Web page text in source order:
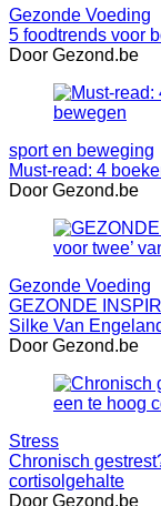
Gezonde Voeding
5 foodtrends voor
Door Gezond.be
sport en beweging
Must-read: 4
Door Gezond.be
Gezonde Voeding
GEZONDE
Silke Van
Door Gezond.be
Stress
Chronisch
cortisolgehalte
Door Gezond.be